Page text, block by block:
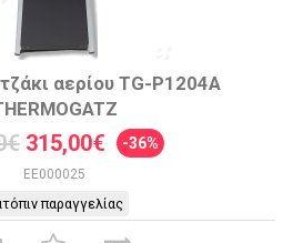
αερίου TG-P1204Α
315,00€ -36%
EE000025
παραγγελίας